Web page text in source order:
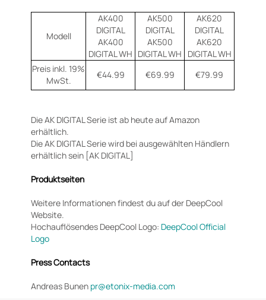
Modell
AK400
DIGITAL
AK400
DIGITAL WH
AK500
DIGITAL
AK500
DIGITAL WH
AK620
DIGITAL
AK620
DIGITAL WH
Preis inkl. 19%
MwSt.
€44.99 €69.99 €79.99
Die AK DIGITAL Serie ist ab heute auf Amazon
erhältlich.
Die AK DIGITAL Serie wird bei ausgewählten Händlern
erhältlich sein [AK DIGITAL]
Produktseiten
Weitere Informationen findest du auf der DeepCool
Website.
Hochauflösendes DeepCool Logo: DeepCool Official
Logo
Press Contacts
Andreas Bunen pr@etonix-media.com